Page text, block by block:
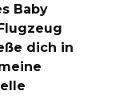
Baby
dich in